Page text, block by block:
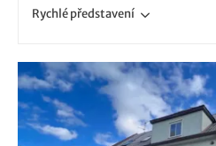
Rychlépředstavení